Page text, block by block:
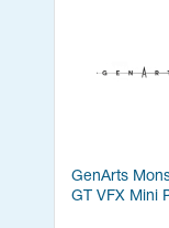
GenArts
GT VFX Mini